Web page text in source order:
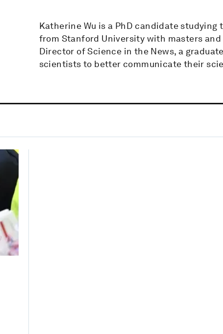
Katherine Wu is a PhD candidate
from Stanford University with masters and
Director of Science in the News, a
scientists to better communicate their